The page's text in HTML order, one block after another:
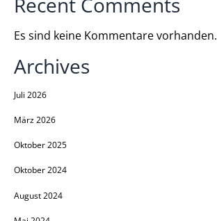
Es sind keine Kommentare vorhanden.
Archives
Juli 2026
März 2026
Oktober 2025
Oktober 2024
August 2024